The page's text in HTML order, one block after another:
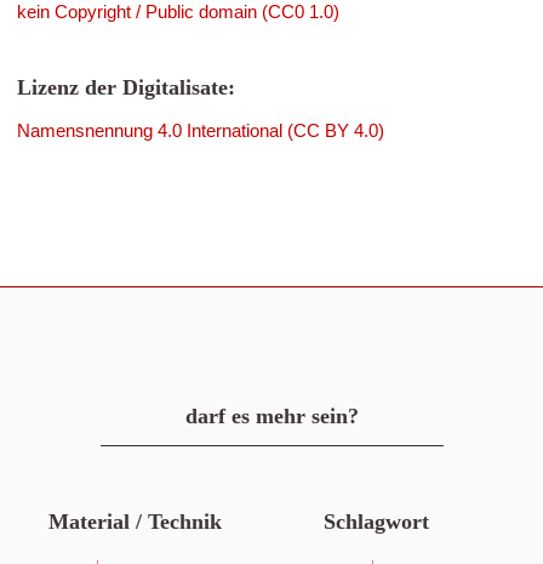
kein Copyright / Public domain (CC0 1.0)
Lizenz der Digitalisate:
Namensnennung 4.0 International (CC BY 4.0)
darf es mehr sein?
Material / Technik Schlagwort